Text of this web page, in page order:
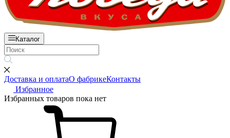
Каталог
Доставка и оплатаО фабрикеКонтакты
Избранное
Избранных товаров пока нет